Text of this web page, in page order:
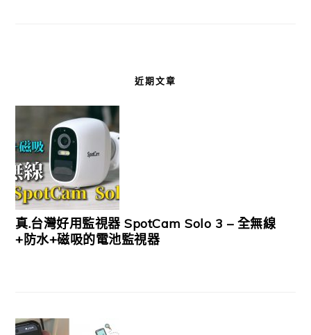
近期文章
真.台灣好用監視器 SpotCam Solo 3 – 全無線
+防水+磁吸的電池監視器